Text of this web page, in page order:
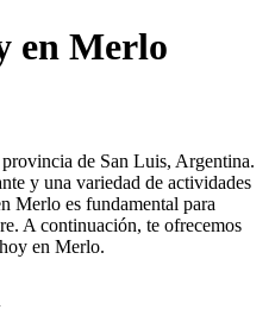
en Merlo
de San Luis, Argentina.
y una variedad de actividades
Merlo es fundamental para
A continuación, te ofrecemos
en Merlo.